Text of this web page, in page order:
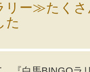
リー≫たくさ
た